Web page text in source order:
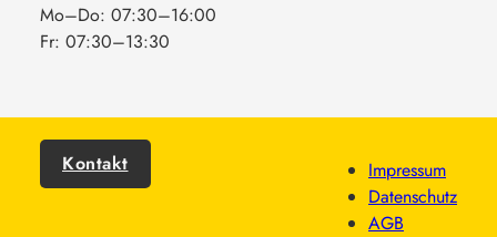
Mo–Do: 07:30–16:00
Fr: 07:30–13:30
Kontakt
Impressum
Datenschutz
AGB